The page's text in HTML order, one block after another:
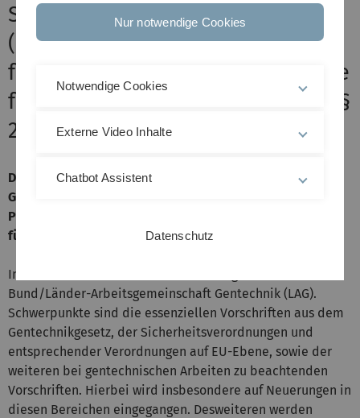
Sicherheit in der Gentechnik
(Aktualisierungskurs)
für Projektleiter und Beauftragte
für Biologische Sicherheit nach §
28 GenTSV
Der Kurs ist als Aktualisierungskurs nach § 28 Abs. 3
GenTSV zur Erneuerung des Sachkundenachweises für
Projektleiter und Beauftragte für Biologische Sicherheit
für Absolventen des Grundkurses konzipiert.
Inhaltlich orientiert er sich an den Vorgaben der
Bund/Länder-Arbeitsgemeinschaft Gentechnik (LAG).
Schwerpunkte sind die essenziellen Vorschriften aus dem
Gentechnikgesetz, der Sicherheitsverordnungen und
entsprechender Verordnungen auf EU-Ebene, sowie der
weiteren bei gentechnischen Arbeiten zu beachtenden
Vorschriften. Hierbei wird insbesondere auf Neuerungen in
diesen Bereichen eingegangen. Desweiteren werden
Nur notwendige Cookies
Notwendige Cookies
Externe Video Inhalte
Chatbot Assistent
Datenschutz